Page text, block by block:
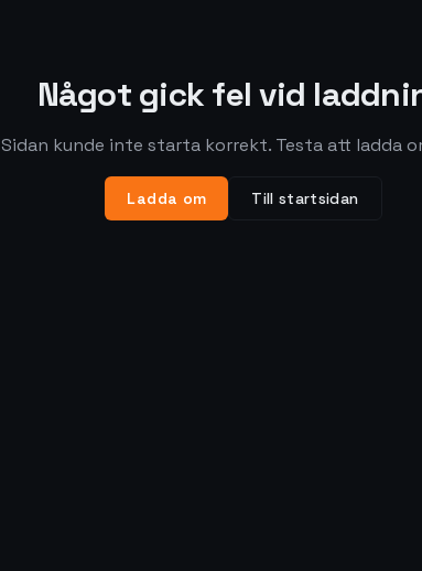
Något gick fel vid
Sidan kunde inte starta korrekt. Testa att ladda
Ladda om Till startsidan